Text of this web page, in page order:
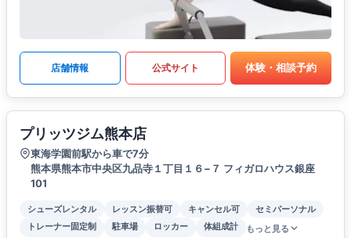
店舗情報 公式サイト 体験・相談予約
プリッツジム熊本店
東海学園前駅から車で7分
熊本県熊本市中央区九品寺１丁目１６−７ フィガロハウス銀座
101
シューズレンタル レッスン振替可 キャンセル可
セミパーソナル
トレーナー固定制
駐車場 ロッカー 体組成計 もっと見る